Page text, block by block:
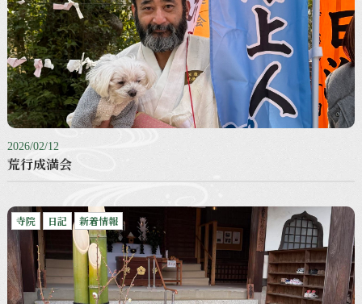
2026/02/12
荒行成満会
寺院 日記 新着情報